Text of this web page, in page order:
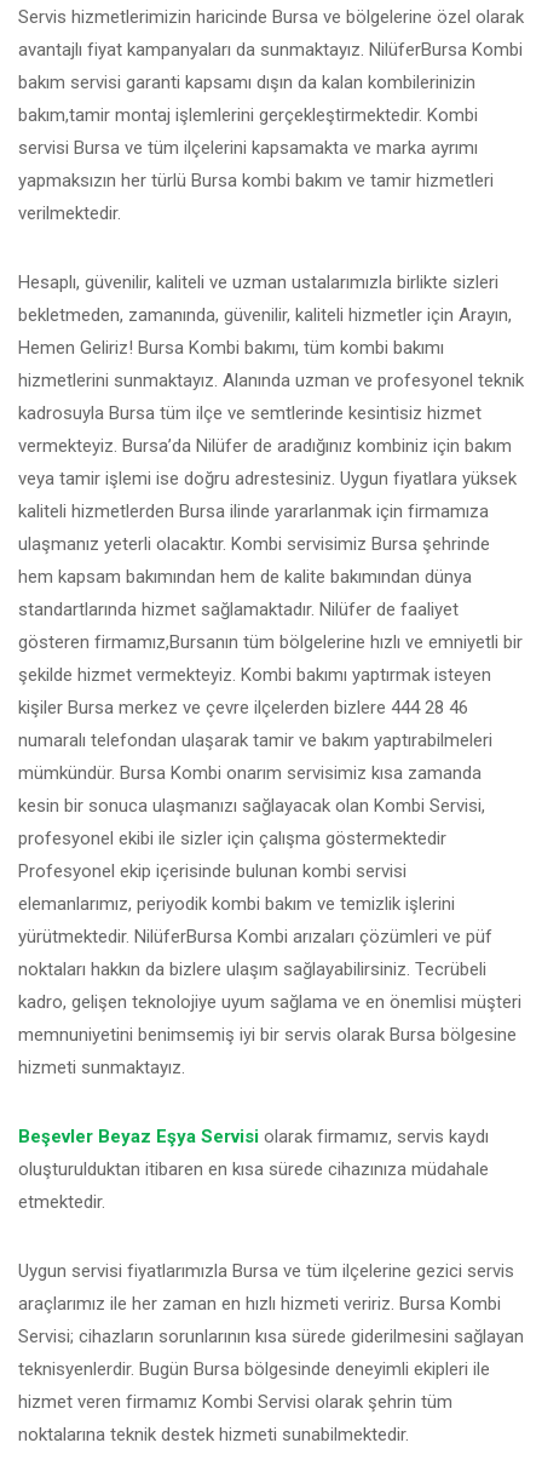
Servis hizmetlerimizin haricinde Bursa ve bölgelerine özel olarak
avantajlı fiyat kampanyaları da sunmaktayız. NilüferBursa Kombi
bakım servisi garanti kapsamı dışın da kalan kombilerinizin
bakım,tamir montaj işlemlerini gerçekleştirmektedir. Kombi
servisi Bursa ve tüm ilçelerini kapsamakta ve marka ayrımı
yapmaksızın her türlü Bursa kombi bakım ve tamir hizmetleri
verilmektedir.
Hesaplı, güvenilir, kaliteli ve uzman ustalarımızla birlikte sizleri
bekletmeden, zamanında, güvenilir, kaliteli hizmetler için Arayın,
Hemen Geliriz! Bursa Kombi bakımı, tüm kombi bakımı
hizmetlerini sunmaktayız. Alanında uzman ve profesyonel teknik
kadrosuyla Bursa tüm ilçe ve semtlerinde kesintisiz hizmet
vermekteyiz. Bursa’da Nilüfer de aradığınız kombiniz için bakım
veya tamir işlemi ise doğru adrestesiniz. Uygun fiyatlara yüksek
kaliteli hizmetlerden Bursa ilinde yararlanmak için firmamıza
ulaşmanız yeterli olacaktır. Kombi servisimiz Bursa şehrinde
hem kapsam bakımından hem de kalite bakımından dünya
standartlarında hizmet sağlamaktadır. Nilüfer de faaliyet
gösteren firmamız,Bursanın tüm bölgelerine hızlı ve emniyetli bir
şekilde hizmet vermekteyiz. Kombi bakımı yaptırmak isteyen
kişiler Bursa merkez ve çevre ilçelerden bizlere 444 28 46
numaralı telefondan ulaşarak tamir ve bakım yaptırabilmeleri
mümkündür. Bursa Kombi onarım servisimiz kısa zamanda
kesin bir sonuca ulaşmanızı sağlayacak olan Kombi Servisi,
profesyonel ekibi ile sizler için çalışma göstermektedir
Profesyonel ekip içerisinde bulunan kombi servisi
elemanlarımız, periyodik kombi bakım ve temizlik işlerini
yürütmektedir. NilüferBursa Kombi arızaları çözümleri ve püf
noktaları hakkın da bizlere ulaşım sağlayabilirsiniz. Tecrübeli
kadro, gelişen teknolojiye uyum sağlama ve en önemlisi müşteri
memnuniyetini benimsemiş iyi bir servis olarak Bursa bölgesine
hizmeti sunmaktayız.
Beşevler Beyaz Eşya Servisi olarak firmamız, servis kaydı
oluşturulduktan itibaren en kısa sürede cihazınıza müdahale
etmektedir.
Uygun servisi fiyatlarımızla Bursa ve tüm ilçelerine gezici servis
araçlarımız ile her zaman en hızlı hizmeti veririz. Bursa Kombi
Servisi; cihazların sorunlarının kısa sürede giderilmesini sağlayan
teknisyenlerdir. Bugün Bursa bölgesinde deneyimli ekipleri ile
hizmet veren firmamız Kombi Servisi olarak şehrin tüm
noktalarına teknik destek hizmeti sunabilmektedir.